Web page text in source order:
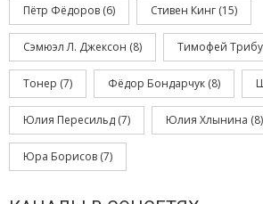
Пётр Фёдоров (6) Стивен Кинг (15)
Сэмюэл Л. Джексон (8) Тимофей
Тонер (7) Фёдор Бондарчук (8)
Юлия Пересильд (7) Юлия Хлынина (8)
Юра Борисов (7)